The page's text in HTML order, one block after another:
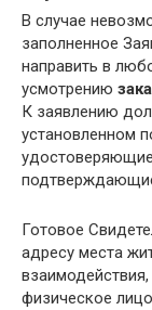
В случае
заполненное
направить в
усмотрению
К заявлению
установленном
Готовое
адресу места
физическое